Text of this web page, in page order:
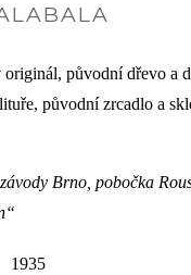
originál, původní dřevo a
původní zrcadlo a
Brno, pobočka
1935